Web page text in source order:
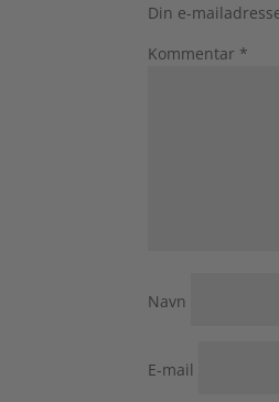
Din e-
Kommentar *
Navn
E-mail